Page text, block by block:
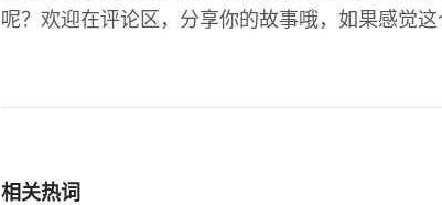
呢？欢迎在评论区，分享你的故事哦，如果感觉
相关热词